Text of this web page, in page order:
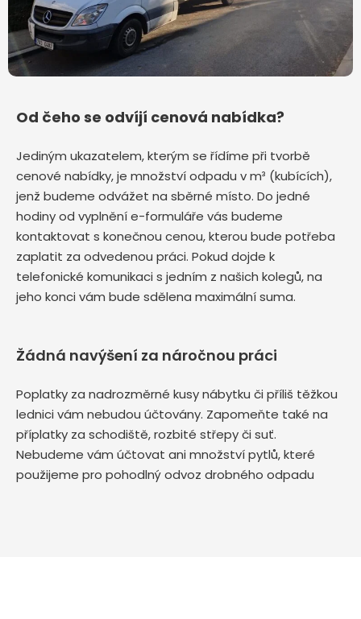
Od čeho se odvíjí cenová nabídka?
Jediným ukazatelem, kterým se řídíme při tvorbě
cenové nabídky, je množství odpadu v m³ (kubících),
jenž budeme odvážet na sběrné místo. Do jedné
hodiny od vyplnění e-formuláře vás budeme
kontaktovat s konečnou cenou, kterou bude potřeba
zaplatit za odvedenou práci. Pokud dojde k
telefonické komunikaci s jedním z našich kolegů, na
jeho konci vám bude sdělena maximální suma.
Žádná navýšení za náročnou práci
Poplatky za nadrozměrné kusy nábytku či příliš těžkou
lednici vám nebudou účtovány. Zapomeňte také na
příplatky za schodiště, rozbité střepy či suť.
Nebudeme vám účtovat ani množství pytlů, které
použijeme pro pohodlný odvoz drobného odpadu